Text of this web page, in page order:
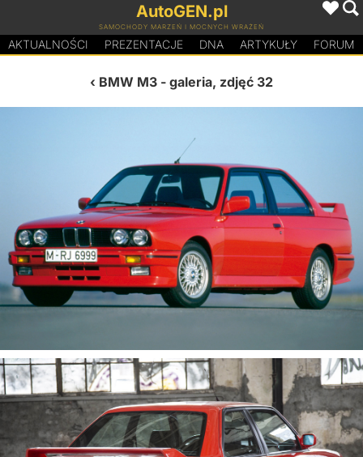
AutoGEN.pl
SAMOCHODY MARZEŃ I MOCNYCH WRAŻEŃ
AKTUALNOŚCI PREZENTACJE DNA ARTYKUŁY FORUM
BMW M3 - galeria, zdjęć 32